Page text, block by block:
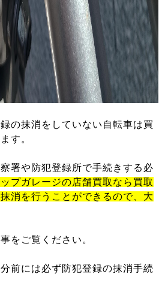
の抹消をしていない自転車は買
す。
署や防犯登録所で手続きする必
プガレージの店舗買取なら買取
消を行うことができるので、大
をご覧ください。
前には必ず防犯登録の抹消手続